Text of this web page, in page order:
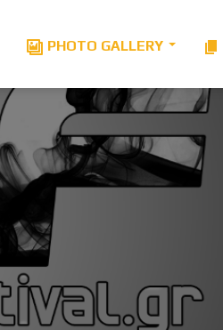
PHOTO GALLERY